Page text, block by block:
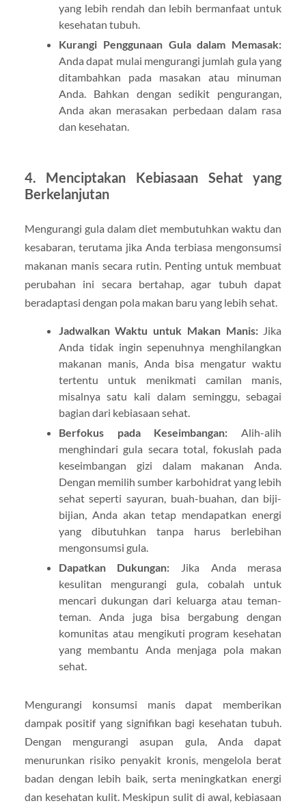
yang lebih rendah dan lebih bermanfaat untuk
kesehatan tubuh.
Kurangi Penggunaan Gula dalam Memasak:
Anda dapat mulai mengurangi jumlah gula yang
ditambahkan pada masakan atau minuman
Anda. Bahkan dengan sedikit pengurangan,
Anda akan merasakan perbedaan dalam rasa
dan kesehatan.
4. Menciptakan Kebiasaan Sehat yang
Berkelanjutan
Mengurangi gula dalam diet membutuhkan waktu dan
kesabaran, terutama jika Anda terbiasa mengonsumsi
makanan manis secara rutin. Penting untuk membuat
perubahan ini secara bertahap, agar tubuh dapat
beradaptasi dengan pola makan baru yang lebih sehat.
Jadwalkan Waktu untuk Makan Manis:Jika
Anda tidak ingin sepenuhnya menghilangkan
makanan manis, Anda bisa mengatur waktu
tertentu untuk menikmati camilan manis,
misalnya satu kali dalam seminggu, sebagai
bagian dari kebiasaan sehat.
Berfokus pada Keseimbangan: Alih-alih
menghindari gula secara total, fokuslah pada
keseimbangan gizi dalam makanan Anda.
Dengan memilih sumber karbohidrat yang lebih
sehat seperti sayuran, buah-buahan, dan biji-
bijian, Anda akan tetap mendapatkan energi
yang dibutuhkan tanpa harus berlebihan
mengonsumsi gula.
Dapatkan Dukungan: Jika Anda merasa
kesulitan mengurangi gula, cobalah untuk
mencari dukungan dari keluarga atau teman-
teman. Anda juga bisa bergabung dengan
komunitas atau mengikuti program kesehatan
yang membantu Anda menjaga pola makan
sehat.
Mengurangi konsumsi manis dapat memberikan
dampak positif yang signifikan bagi kesehatan tubuh.
Dengan mengurangi asupan gula, Anda dapat
menurunkan risiko penyakit kronis, mengelola berat
badan dengan lebih baik, serta meningkatkan energi
dan kesehatan kulit. Meskipun sulit di awal, kebiasaan